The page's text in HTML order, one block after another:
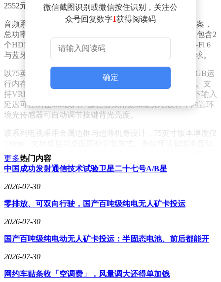
2552元、3493元和4434元。
音频系统采用3单元扬声器搭配1.2L独立低音炮的组合方案，
总功率达120W，支持杜比全景声等音频格式。接口配置包含2
个HDMI 2.1接口、2个USB-A 2.0接口，网络连接支持Wi-Fi 6
与蓝牙5.4双模传输，满足高速数据传输与多设备连接需求。
以75英寸版本为例，该机型搭载四核A73处理器，配备4GB运
行内存与64GB存储空间，系统响应速度较前代提升30%。支
持VRR可变刷新率与ALLM自动低延迟模式，游戏模式下输入
延迟可控制在8ms以内。遥控器采用太阳能充电设计，内置环
境光传感器可自动调节按键背光亮度。
该系列电视采用金属边框与超薄机身设计，75英寸版本厚度仅
手，支持方言识别与多轮对话功能，可联动超过2000种智能家
居设备。能源效率等级达到国家二级标准，待机功耗低于
0.5W。
微信截图识别或微信按住识别，关注公
众号回复数字1获得阅读码
确定
更多热门内容
中国成功发射通信技术试验卫星二十七号A/B星
2026-07-30
零排放、可双向行驶，国产百吨级纯电无人矿卡投运
2026-07-30
国产百吨级纯电动无人矿卡投运：半固态电池、前后都能开
2026-07-30
网约车贴条收「空调费」，风量调大还得单加钱